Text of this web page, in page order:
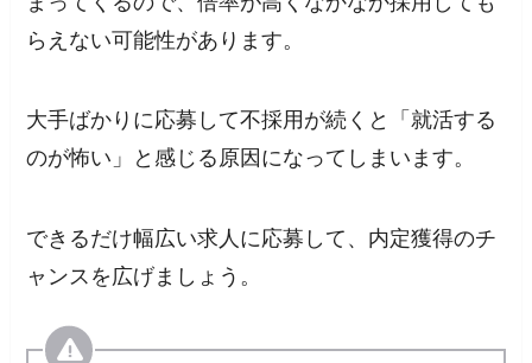
らえない可能性があります。
大手ばかりに応募して不採用が続くと「就活する
のが怖い」と感じる原因になってしまいます。
できるだけ幅広い求人に応募 して、内定獲得のチ
ャンスを広げましょう。